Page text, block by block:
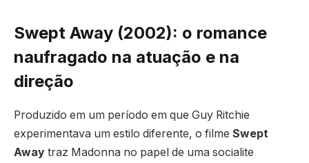
Swept Away (2002): o romance
naufragado na atuação e na
direção
Produzido em um período em que Guy Ritchie
experimentava um estilo diferente, o filme Swept
Away traz Madonna no papel de uma socialite